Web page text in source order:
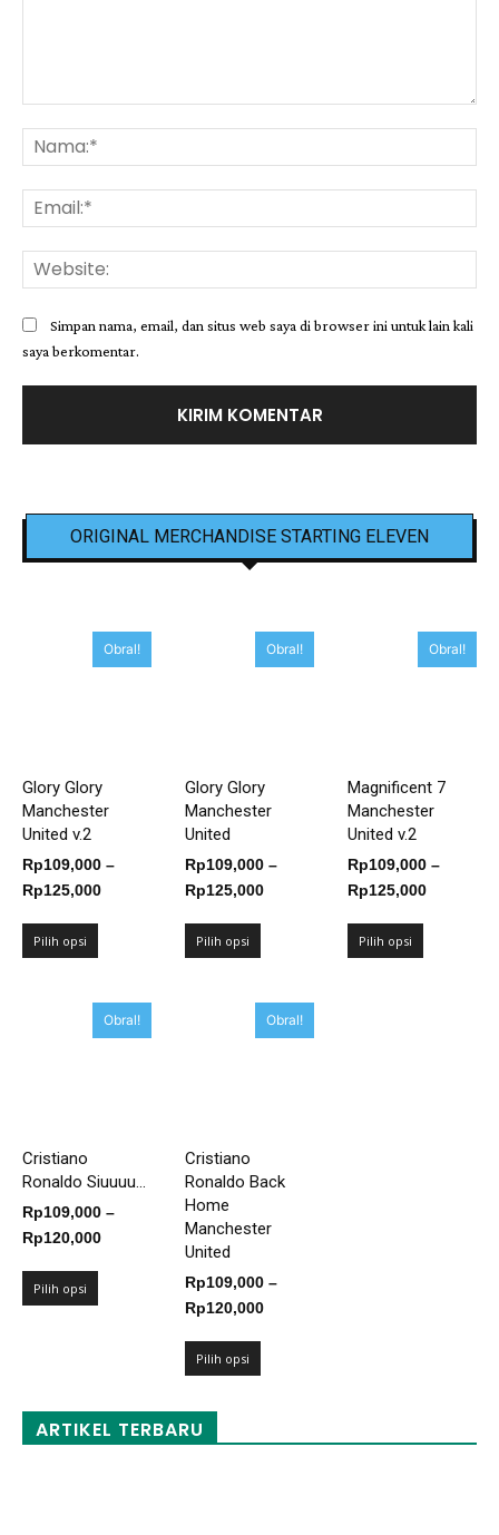
Simpan nama, email, dan situs web saya di browser ini untuk lain kali
saya berkomentar.
ORIGINAL MERCHANDISE STARTING ELEVEN
Obral!
Glory Glory
Manchester
United v.2
Rp109,000 –
Rp125,000Rentang
Pilih opsi
Obral!
Glory Glory
Manchester
United
Rp109,000 –
Rp125,000Rentang
Pilih opsi
Obral!
Magnificent 7
Manchester
United v.2
Rp109,000 –
Rp125,000Rentang
Pilih opsi
Obral!
Cristiano
Ronaldo Siuuuu...
Rp109,000 –
Rp120,000Rentang
Pilih opsi
Obral!
Cristiano
Ronaldo Back
Home
Manchester
United
Rp109,000 –
Rp120,000Rentang
Pilih opsi
ARTIKEL TERBARU